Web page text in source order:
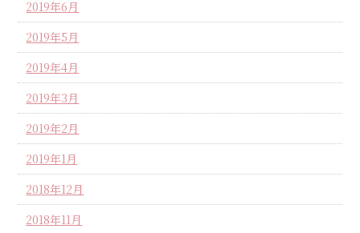
2019年6月
2019年5月
2019年4月
2019年3月
2019年2月
2019年1月
2018年12月
2018年11月